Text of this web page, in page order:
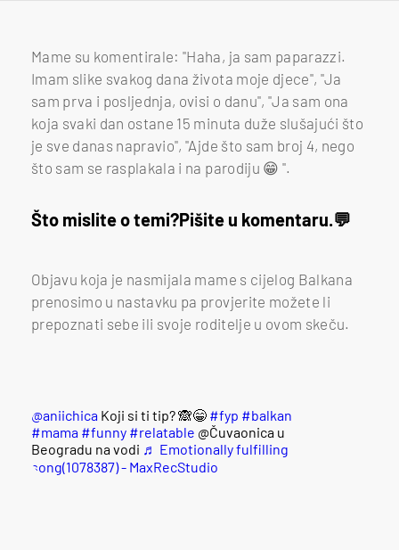
Mame su komentirale: "Haha, ja sam paparazzi.
Imam slike svakog dana života moje djece", "Ja
sam prva i posljednja, ovisi o danu", "Ja sam ona
koja svaki dan ostane 15 minuta duže slušajući što
je sve danas napravio", "Ajde što sam broj 4, nego
što sam se rasplakala i na parodiju 😁 ".
Što mislite o temi?Pišite u komentaru.
Objavu koja je nasmijala mame s cijelog Balkana
prenosimo u nastavku pa provjerite možete li
prepoznati sebe ili svoje roditelje u ovom skeču.
@aniichica Koji si ti tip? 🙈😁 #fyp #balkan
#mama #funny #relatable @Čuvaonica u
Beogradu na vodi ♬ Emotionally fulfilling
song(1078387) - MaxRecStudio